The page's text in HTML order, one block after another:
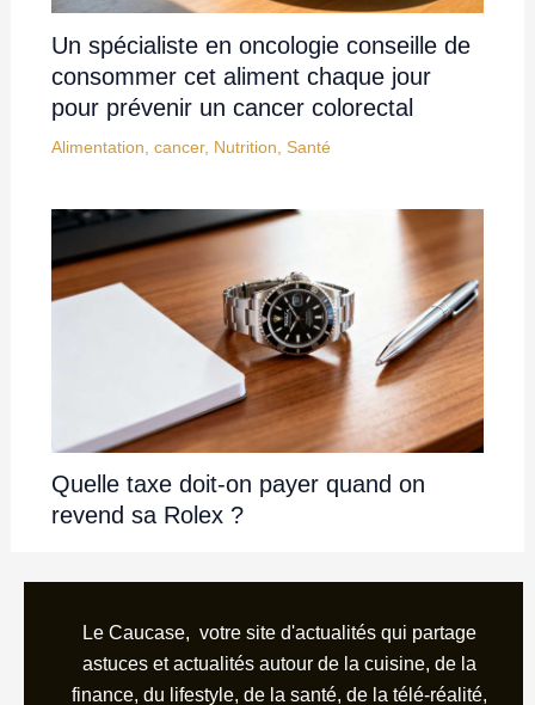
Un spécialiste en oncologie conseille de
consommer cet aliment chaque jour
pour prévenir un cancer colorectal
Alimentation cancer, Nutrition Santé
Quelle taxe doit-on payer quand on
revend sa Rolex ?
Le Caucase, votre site d'actualités qui partage
astuces et actualités autour de la cuisine, de la
finance, du lifestyle, de la santé, de la télé-réalité,